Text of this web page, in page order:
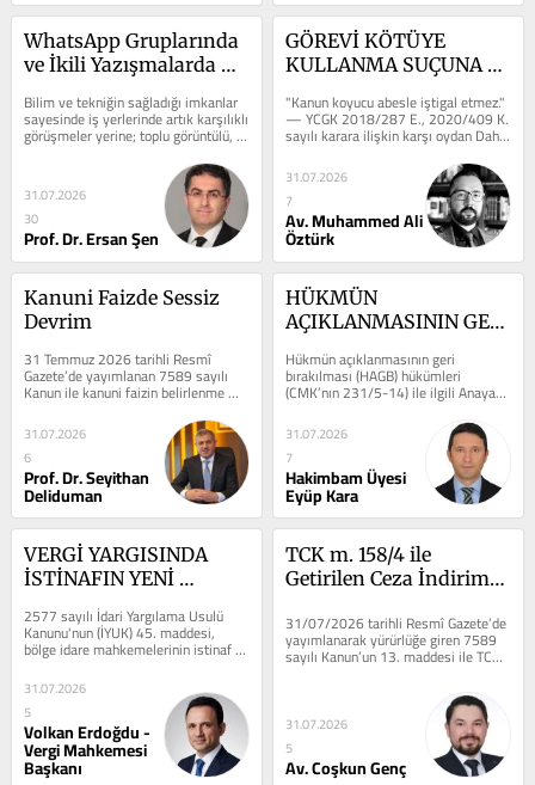
WhatsApp Gruplarında
ve İkili Yazışmalarda
Kullanıcı Müdahalesi
Bilim ve tekniğin sağladığı imkanlar
sayesinde iş yerlerinde artık karşılıklı
görüşmeler yerine; toplu görüntülü,
sesli veya...
31.07.2026
30
Prof. Dr. Ersan Şen
GÖREVİ KÖTÜYE
KULLANMA SUÇUNA
"Kanun koyucu abesle iştigal etmez."
— YCGK 2018/287 E., 2020/409 K.
sayılı karara ilişkin karşı oydan Daha
önce bu sitede kaleme...
31.07.2026
7
Av. Muhammed Ali
Öztürk
Kanuni Faizde Sessiz
Devrim
31 Temmuz 2026 tarihli Resmî
Gazete’de yayımlanan 7589 sayılı
Kanun ile kanuni faizin belirlenme
gidildi....
31.07.2026
6
Prof. Dr. Seyithan
Deliduman
HÜKMÜN
AÇIKLANMASININ GERİ
HÜKÜMLERİNİN
UYGULANMASINA
MUAMELE KABUL
EDİLEBİLECEK
SUÇLARDAN NE
ANLAŞILMALIDIR?
Hükmün açıklanmasının geri
bırakılması (HAGB) hükümleri
(CMK’nın 231/5-14) ile ilgili Anayasa
Mahkemesi (AYM) peş peşe kısmi ya
da...
31.07.2026
7
Hakimbam Üyesi
Eyüp Kara
VERGİ YARGISINDA
İSTİNAFIN YENİ
İYUK M.45 DEĞİŞİKLİĞİ
NE GETİRDİ?
2577 sayılı İdari Yargılama Usulü
Kanunu'nun (İYUK) 45. maddesi,
bölge idare mahkemelerinin istinaf
incelemesi sonunda verebileceği...
31.07.2026
5
Volkan Erdoğdu -
Vergi Mahkemesi
Başkanı
TCK m. 158/4 ile
Getirilen Ceza İndirimi:
Dolandırıcılığında”
Çözüm mü, Yeni
Sorunların Kapısı mı?
31/07/2026 tarihli Resmî Gazete’de
yayımlanarak yürürlüğe giren 7589
sayılı Kanun’un 13. maddesi ile TCK
m. 158’e dördüncü fıkra...
31.07.2026
5
Av. Coşkun Genç